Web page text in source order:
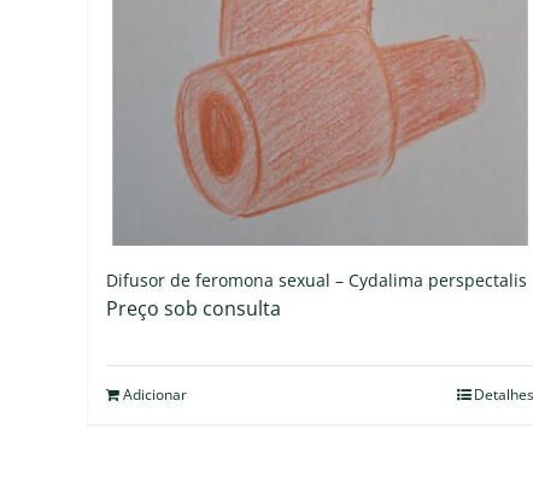
Difusor de feromona sexual – Cydalima perspectalis
Preço sob consulta
Adicionar Detalhes